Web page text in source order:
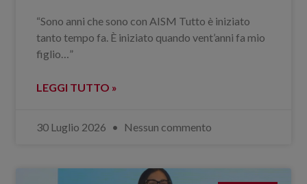
“Sono anni che sono con AISM Tutto è iniziato
tanto tempo fa. È iniziato quando vent’anni fa mio
figlio…”
LEGGI TUTTO »
30 Luglio 2026 Nessun commento